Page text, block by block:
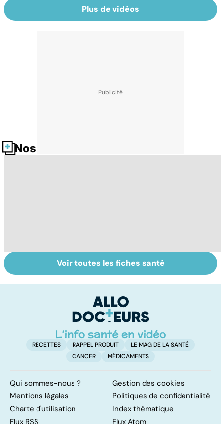
Plus de vidéos
Nos fiches santé
Algie vasculaire
de la face : une
Faire du sport à
domicile, c'est
Voir toutes les fiches santé
RECETTES RAPPEL PRODUIT
LE MAG DE LA SANTÉ
CANCER
MÉDICAMENTS
Qui sommes-nous ?
Gestion des cookies
Mentions légales
Politiques de confidentialité
Charte d'utilisation
Index thématique
Flux RSS
Flux Atom